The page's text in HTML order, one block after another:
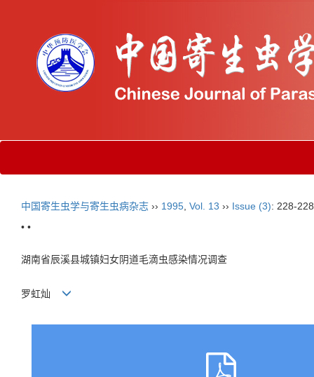
中国寄生虫学与寄生虫病杂志 ›› 1995 Vol. 13 ›› Issue (3): 228-
• •
湖南省辰溪县城镇妇女阴道毛滴虫感染情况调查
罗虹灿